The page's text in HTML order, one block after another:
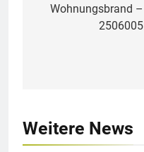
Wohnungsbrand –
2506005
Weitere News